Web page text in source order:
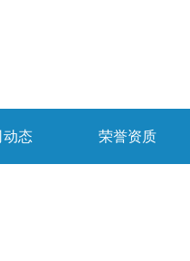
动态 荣誉资质